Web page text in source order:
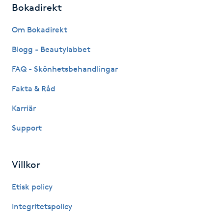
IPL hårborttagning
Keratinbehandling
Bokadirekt
Om Bokadirekt
Blogg - Beautylabbet
FAQ - Skönhetsbehandlingar
Fakta & Råd
Karriär
Support
Villkor
Etisk policy
Integritetspolicy